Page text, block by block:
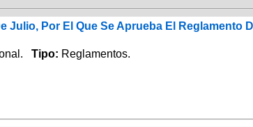
Julio, Por El Que Se Aprueba El Reglamento
Tipo: Reglamentos.